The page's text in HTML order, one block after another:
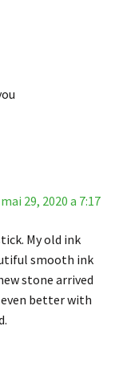
mai 29, 2020 a 7:17
My old ink
smooth ink
stone arrived
better with